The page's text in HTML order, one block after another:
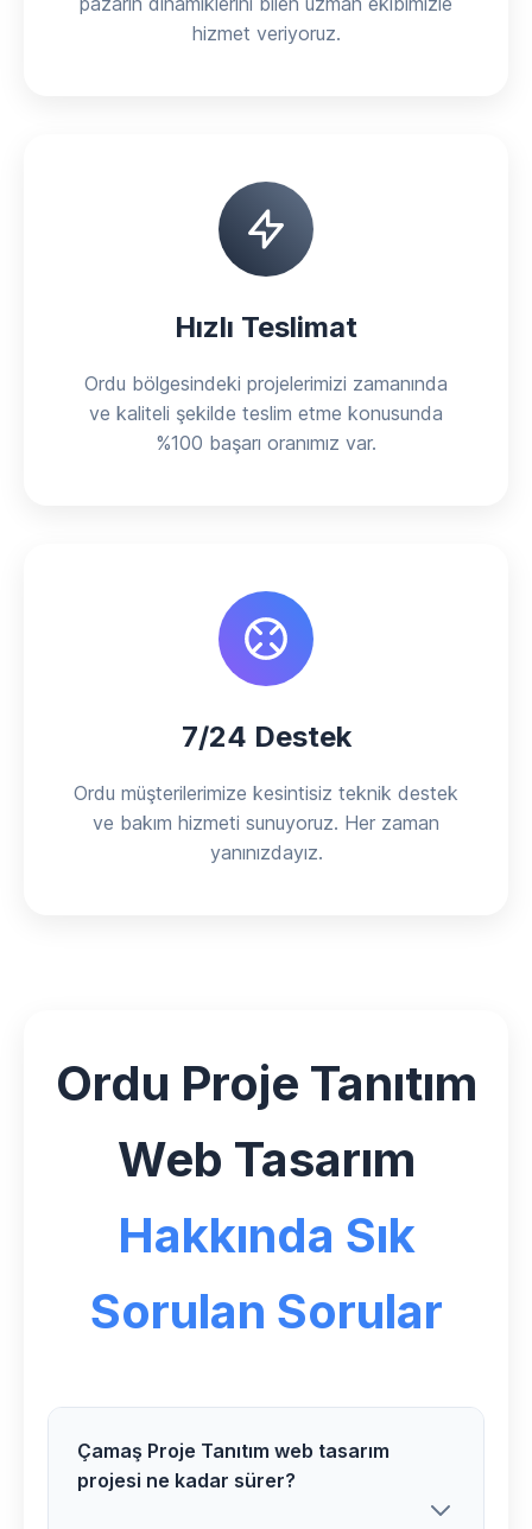
hizmet veriyoruz.
Hızlı Teslimat
Ordu bölgesindeki projelerimizi zamanında
ve kaliteli şekilde teslim etme konusunda
%100 başarı oranımız var.
7/24 Destek
Ordu müşterilerimize kesintisiz teknik destek
ve bakım hizmeti sunuyoruz. Her zaman
yanınızdayız.
Ordu Proje Tanıtım
Web Tasarım
Hakkında Sık
Sorulan Sorular
Çamaş Proje Tanıtım web tasarım
projesi ne kadar sürer?